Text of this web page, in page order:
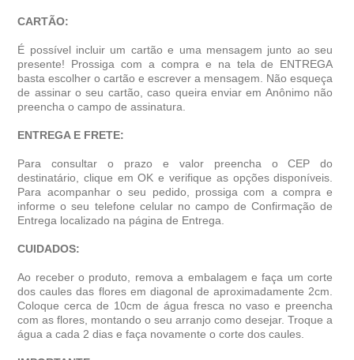
CARTÃO:
É possível incluir um cartão e uma mensagem junto ao seu
presente! Prossiga com a compra e na tela de ENTREGA
basta escolher o cartão e escrever a mensagem. Não esqueça
de assinar o seu cartão, caso queira enviar em Anônimo não
preencha o campo de assinatura.
ENTREGA E FRETE:
Para consultar o prazo e valor preencha o CEP do
destinatário, clique em OK e verifique as opções disponíveis.
Para acompanhar o seu pedido, prossiga com a compra e
informe o seu telefone celular no campo de Confirmação de
Entrega localizado na página de Entrega.
CUIDADOS:
Ao receber o produto, remova a embalagem e faça um corte
dos caules das flores em diagonal de aproximadamente 2cm.
Coloque cerca de 10cm de água fresca no vaso e preencha
com as flores, montando o seu arranjo como desejar. Troque a
gua a cada 2 dias e faça novamente o corte dos caules.